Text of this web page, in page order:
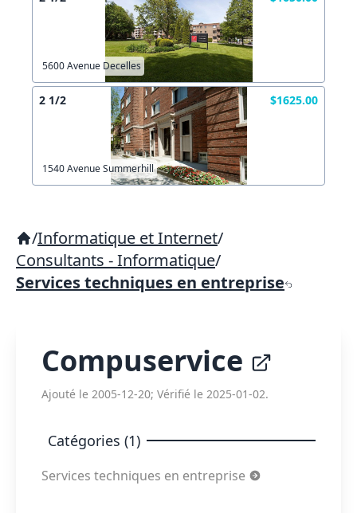
5600 Avenue Decelles
2 1/2 $1625.00
1540 Avenue Summerhill
/Informatique et Internet/
Consultants - Informatique/
Services techniques en entreprise
Compuservice
Ajouté le 2005-12-20; Vérifié le 2025-01-02.
Catégories (1)
Services techniques en entreprise